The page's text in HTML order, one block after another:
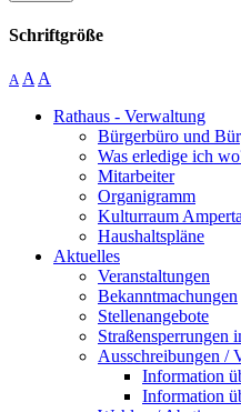
Schriftgröße
A A A
Rathaus - Verwaltung
Bürgerbüro und
Was erledige ich
Mitarbeiter
Organigramm
Kulturraum
Haushaltspläne
Aktuelles
Veranstaltungen
Bekanntmachungen
Stellenangebote
Straßensperrungen
Ausschreibungen /
Information
Information